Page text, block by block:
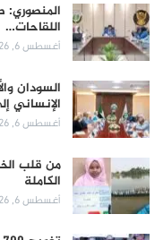
المنصوري:
اللقاحات…
أغسطس 6, 2026
السودان
الإنساني
أغسطس 6, 2026
من قلب
الكاملة
أغسطس 6, 2026